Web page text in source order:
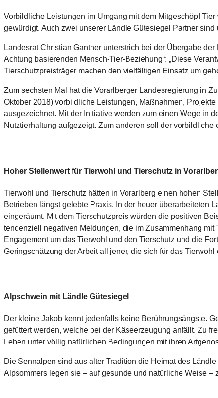
Vorbildliche Leistungen im Umgang mit dem Mitgeschöpf
gewürdigt. Auch zwei unserer Ländle Gütesiegel Partner sind
Landesrat Christian Gantner unterstrich bei der Übergabe
Achtung basierenden Mensch-Tier-Beziehung“: „Diese
Tierschutzpreisträger machen den vielfältigen Einsatz um
Zum sechsten Mal hat die Vorarlberger Landesregierung in
Oktober 2018) vorbildliche Leistungen, Maßnahmen,
ausgezeichnet. Mit der Initiative werden zum einen Wege in
Nutztierhaltung aufgezeigt. Zum anderen soll der
Hoher Stellenwert für Tierwohl und Tierschutz in
Tierwohl und Tierschutz hätten in Vorarlberg einen hohen
Betrieben längst gelebte Praxis. In der heuer überarbeiteten
eingeräumt. Mit dem Tierschutzpreis würden die positiven
tendenziell negativen Meldungen, die im Zusammenhang
Engagement um das Tierwohl und den Tierschutz und die
Geringschätzung der Arbeit all jener, die sich für das
Alpschwein mit Ländle Gütesiegel
Der kleine Jakob kennt jedenfalls keine Berührungsängste.
gefüttert werden, welche bei der Käseerzeugung anfällt. Zu
Leben unter völlig natürlichen Bedingungen mit ihren
Die Sennalpen sind aus alter Tradition die Heimat des
Alpsommers legen sie – auf gesunde und natürliche Weise